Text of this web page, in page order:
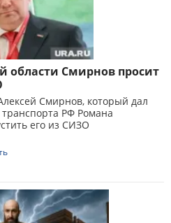
области Смирнов просит
Смирнов, который дал
РФ Романа
его из СИЗО